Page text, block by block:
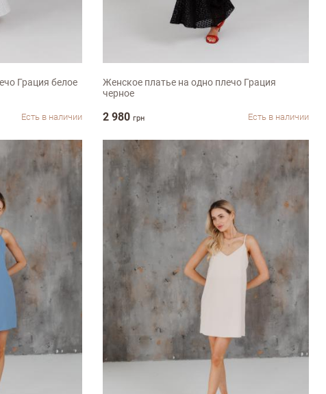
Грация белое
Есть в наличии
Женское платье на одно плечо Грация
черное
2 980 грн Есть в наличии